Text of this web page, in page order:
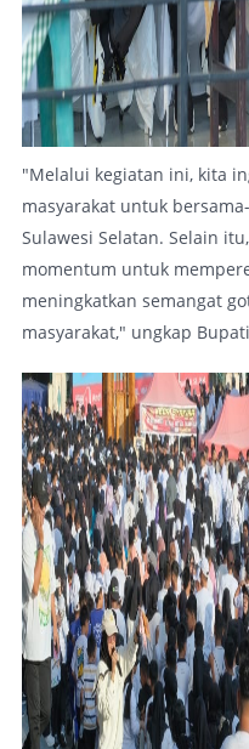
"Melalui kegiatan ini, kita
masyarakat untuk
Sulawesi Selatan. Selain
momentum untuk
meningkatkan semangat
masyarakat," ungkap